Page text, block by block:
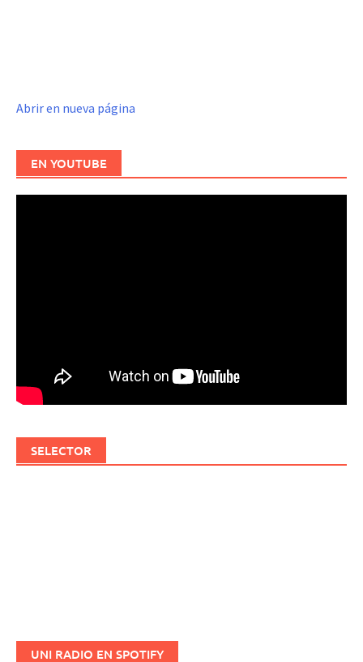
Abrir en nueva página
EN YOUTUBE
SELECTOR
UNI RADIO EN SPOTIFY